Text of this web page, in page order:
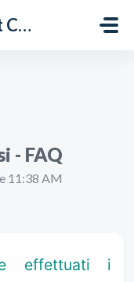
RoomRaccoon Ticket Centre
- FAQ
11:38 AM
effettuati i